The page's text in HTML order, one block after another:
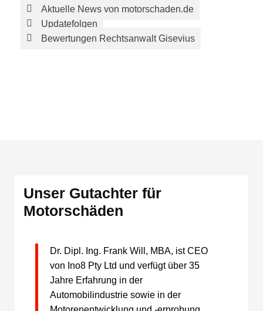
Aktuelle News von motorschaden.de
Updatefolgen
Bewertungen Rechtsanwalt Gisevius
Unser Gutachter für
Motorschäden
Dr. Dipl. Ing. Frank Will, MBA, ist CEO
von Ino8 Pty Ltd und verfügt über 35
Jahre Erfahrung in der
Automobilindustrie sowie in der